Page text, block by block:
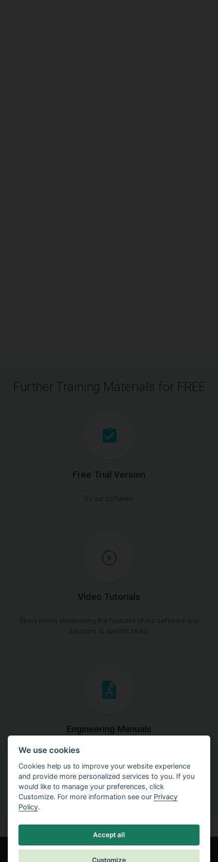
Further Training Materials for FREE
Free Trial Version
Try our software.
Video Tutorials
Short videos showcasing the features of our software and
solutions to specific tasks.
Engineering Manuals
Step by steps guides on how
to solve a specific tasks.
We use cookies
Cookies help us to improve your website experience
and provide more personalized services to you. If you
would like to manage your preferences, click
Customize. For more information see our Privacy
Policy.
Accept all
Customize